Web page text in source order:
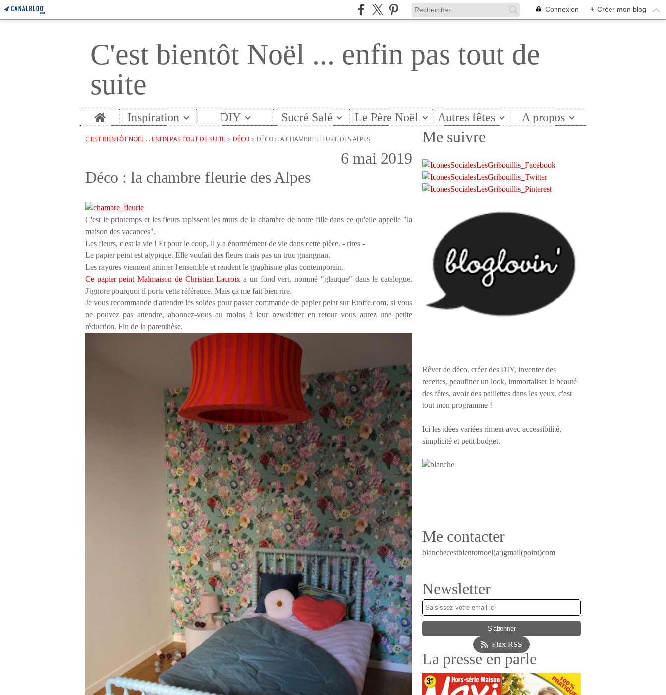
Connexion + Créer mon blog
C'est bientôt Noël ... enfin pas tout de
suite
Home Inspiration DIY Sucré Salé Le Père Noël Autres fêtes A propos
C'EST BIENTÔT NOËL ... ENFIN PAS TOUT DE SUITE > DÉCO > DÉCO : LA CHAMBRE FLEURIE DES ALPES
6 mai 2019
Déco : la chambre fleurie des Alpes
C'est le printemps et les fleurs tapissent les murs de la chambre de notre fille dans ce qu'elle appelle "la
maison des vacances".
Les fleurs, c'est la vie ! Et pour le coup, il y a énormément de vie dans cette pièce. - rires -
Le papier peint est atypique. Elle voulait des fleurs mais pas un truc gnangnan.
Les rayures viennent animer l'ensemble et rendent le graphisme plus contemporain.
Ce papier peint Malmaison de Christian Lacroix a un fond vert, nommé "glauque" dans le catalogue.
J'ignore pourquoi il porte cette référence. Mais ça me fait bien rire.
Je vous recommande d'attendre les soldes pour passer commande de papier peint sur Etoffe.com, si vous
ne pouvez pas attendre, abonnez-vous au moins à leur newsletter en retour vous aurez une petite
réduction. Fin de la parenthèse.
Me suivre
Rêver de déco, créer des DIY, inventer des
recettes, peaufiner un look, immortaliser la beauté
des fêtes, avoir des paillettes dans les yeux, c'est
tout mon programme !
Ici les idées variées riment avec accessibilité,
simplicité et petit budget.
Me contacter
blanchecestbientotnoel(at)gmail(point)com
Newsletter
Flux RSS
La presse en parle